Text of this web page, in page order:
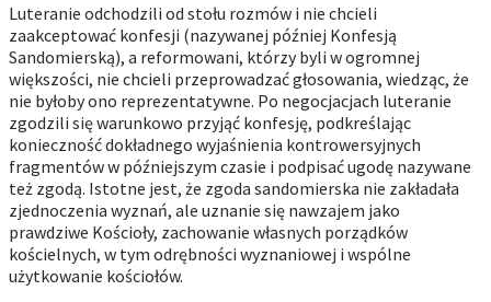
Luteranie odchodzili od stołu rozmów i nie chcieli
zaakceptować konfesji (nazywanej później Konfesją
Sandomierską), a reformowani, którzy byli w ogromnej
większości, nie chcieli przeprowadzać głosowania, wiedząc, że
nie byłoby ono reprezentatywne. Po negocjacjach luteranie
zgodzili się warunkowo przyjąć konfesję, podkreślając
konieczność dokładnego wyjaśnienia kontrowersyjnych
fragmentów w późniejszym czasie i podpisać ugodę nazywane
też zgodą. Istotne jest, że zgoda sandomierska nie zakładała
zjednoczenia wyznań, ale uznanie się nawzajem jako
prawdziwe Kościoły, zachowanie własnych porządków
kościelnych, w tym odrębności wyznaniowej i wspólne
użytkowanie kościołów.